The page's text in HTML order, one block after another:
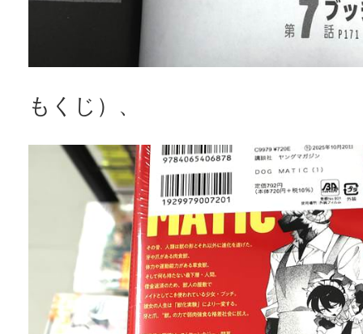
もくじ）、